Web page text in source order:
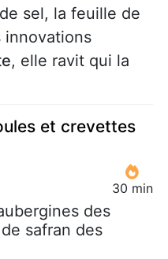
sel, la feuille de
innovations
, elle ravit qui la
et crevettes
30 min
des
safran des